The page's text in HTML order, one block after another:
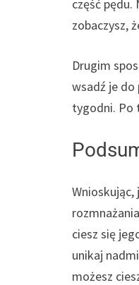
część
zobaczysz,
Drugim
wsadź je do
tygodni. Po
Wnioskując,
ciesz się
unikaj
możesz